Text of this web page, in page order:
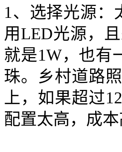
1、选择光源：
用LED光源，
就是1W，也有
珠。乡村道路
上，如果超过
配置太高，成本